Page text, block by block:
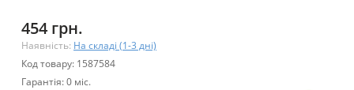
454 грн.
Наявність: На складі (1-3 дні)
Код товару: 1587584
Гарантія: 0 міс.